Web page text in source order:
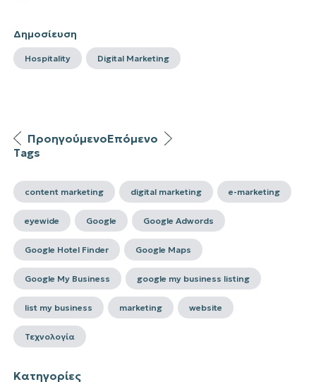
Δημοσίευση
Hospitality Digital Marketing
ΠροηγούμενοΕπόμενο
Tags
content marketing digital marketing e-marketing
eyewide Google Google Adwords
Google Hotel Finder Google Maps
Google My Business google my business listing
list my business marketing website
Τεχνολογία
Κατηγορίες